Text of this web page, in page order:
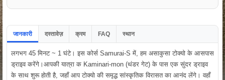
जानकारी दस्तावेज़ क्रम FAQ स्थान
लगभग 45 मिनट ~ 1 घंटे। इस कोर्स Samurai-S में, हम असाकुसा टोक्यो के आसपास
ड्राइव करेंगे।आपकी यात्रा क Kaminari-mon (थंडर गेट) के पास एक सुंदर ड्राइव
के साथ शुरू होती है, जहाँ आप टोक्यो की समृद्ध सांस्कृतिक विरासत का आनंद लेंगे। वहाँ